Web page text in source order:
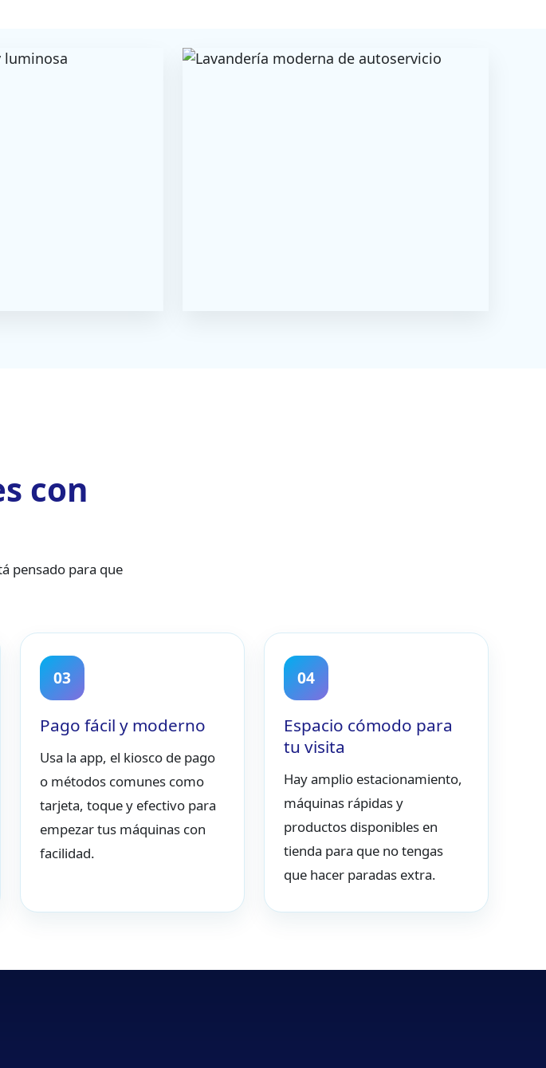
con
pensado para que
03
Pago fácil y moderno
Usa la app, el kiosco de pago
o métodos comunes como
tarjeta, toque y efectivo para
empezar tus máquinas con
facilidad.
04
Espacio cómodo para
tu visita
Hay amplio estacionamiento,
máquinas rápidas y
productos disponibles en
tienda para que no tengas
que hacer paradas extra.